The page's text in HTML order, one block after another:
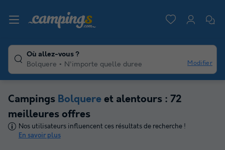
Où allez-vous ?
Bolquere
N'importe quelle duree Modifier
Campings Bolquere et alentours : 72
meilleures offres
Nos utilisateurs influencent ces résultats de recherche !
En savoir plus